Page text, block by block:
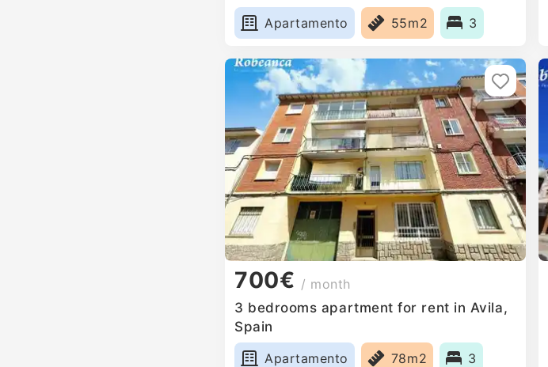
Apartamento
55m2 3
700€ / month
3 bedrooms apartment for rent in Avila,
Spain
Apartamento
78m2 3